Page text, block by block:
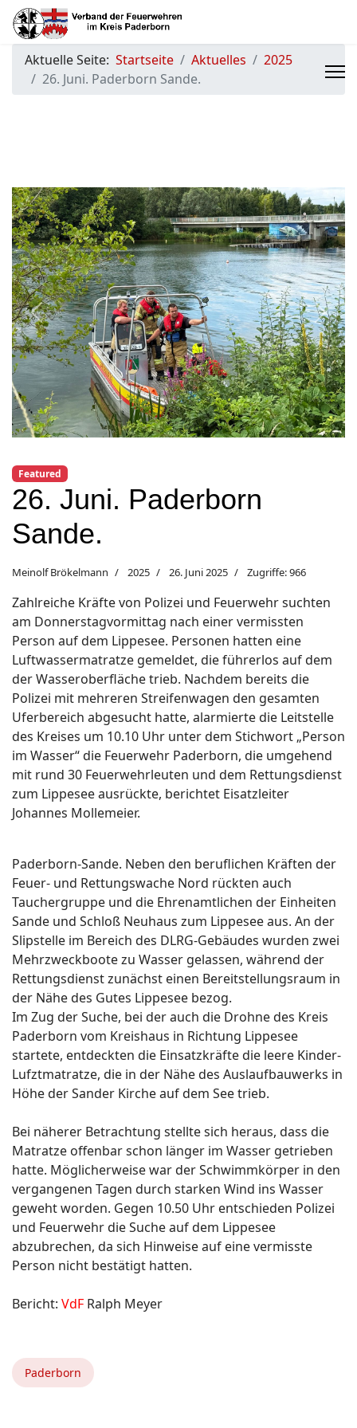
Aktuelle Seite: Startseite Aktuelles
2025
26. Juni. Paderborn Sande.
Previous Next
Featured
26. Juni. Paderborn
Sande.
Meinolf Brökelmann 2025 26. Juni 2025 Zugriffe: 966
Zahlreiche Kräfte von Polizei und Feuerwehr suchten
am Donnerstagvormittag nach einer vermissten
Person auf dem Lippesee. Personen hatten eine
Luftwassermatratze gemeldet, die führerlos auf dem
der Wasseroberfläche trieb. Nachdem bereits die
Polizei mit mehreren Streifenwagen den gesamten
Uferbereich abgesucht hatte, alarmierte die Leitstelle
des Kreises um 10.10 Uhr unter dem Stichwort „Person
im Wasser“ die Feuerwehr Paderborn, die umgehend
mit rund 30 Feuerwehrleuten und dem Rettungsdienst
zum Lippesee ausrückte, berichtet Eisatzleiter
Johannes Mollemeier.
Paderborn-Sande. Neben den beruflichen Kräften der
Feuer- und Rettungswache Nord rückten auch
Tauchergruppe und die Ehrenamtlichen der Einheiten
Sande und Schloß Neuhaus zum Lippesee aus. An der
Slipstelle im Bereich des DLRG-Gebäudes wurden zwei
Mehrzweckboote zu Wasser gelassen, während der
Rettungsdienst zunächst einen Bereitstellungsraum in
der Nähe des Gutes Lippesee bezog.
Im Zug der Suche, bei der auch die Drohne des Kreis
Paderborn vom Kreishaus in Richtung Lippesee
startete, entdeckten die Einsatzkräfte die leere Kinder-
Lufztmatratze, die in der Nähe des Auslaufbauwerks in
Höhe der Sander Kirche auf dem See trieb.
Bei näherer Betrachtung stellte sich heraus, dass die
Matratze offenbar schon länger im Wasser getrieben
hatte. Möglicherweise war der Schwimmkörper in den
vergangenen Tagen durch starken Wind ins Wasser
geweht worden. Gegen 10.50 Uhr entschieden Polizei
und Feuerwehr die Suche auf dem Lippesee
abzubrechen, da sich Hinweise auf eine vermisste
Person nicht bestätigt hatten.
Bericht: VdF Ralph Meyer
Paderborn